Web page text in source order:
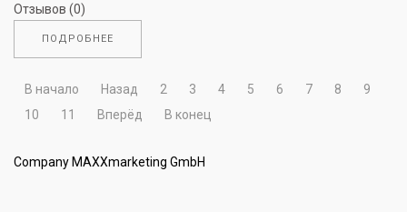
Отзывов (0)
ПОДРОБНЕЕ
В начало Назад 2 3 4 5 6 7 8
9
10
11 Вперёд В конец
Company MAXXmarketing GmbH